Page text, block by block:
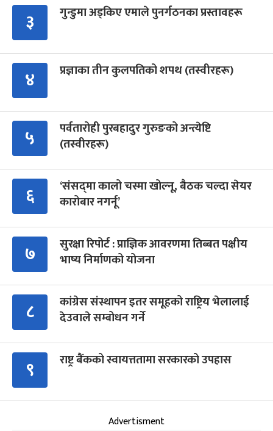
३ गुन्डुमा अड्किए एमाले पुनर्गठनका प्रस्तावहरू
४ प्रज्ञाका तीन कुलपतिको शपथ (तस्वीरहरू)
५
पर्वतारोही पुरबहादुर गुरुङको अन्त्येष्टि
(तस्वीरहरू)
६
‘संसद्‍मा कालो चस्मा खोल्नू, बैठक चल्दा सेयर
कारोबार नगर्नू’
७
सुरक्षा रिपोर्ट : प्राज्ञिक आवरणमा तिब्बत पक्षीय
भाष्य निर्माणको योजना
८
कांग्रेस संस्थापन इतर समूहको राष्ट्रिय भेलालाई
देउवाले सम्बोधन गर्ने
९ राष्ट्र बैंकको स्वायत्ततामा सरकारको उपहास
Advertisment